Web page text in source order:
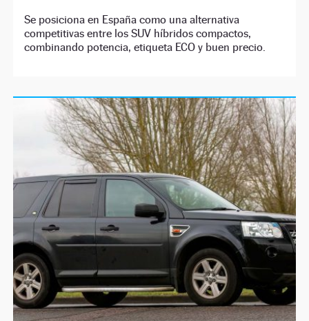
Se posiciona en España como una alternativa
competitivas entre los SUV híbridos compactos,
combinando potencia, etiqueta ECO y buen precio.